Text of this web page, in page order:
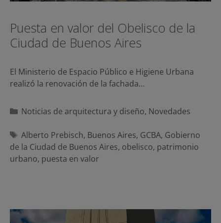
Puesta en valor del Obelisco de la
Ciudad de Buenos Aires
El Ministerio de Espacio Público e Higiene Urbana
realizó la renovación de la fachada…
Categorías
Noticias de arquitectura y diseño, Novedades
Etiquetas
Alberto Prebisch, Buenos Aires, GCBA, Gobierno
de la Ciudad de Buenos Aires, obelisco, patrimonio
urbano, puesta en valor